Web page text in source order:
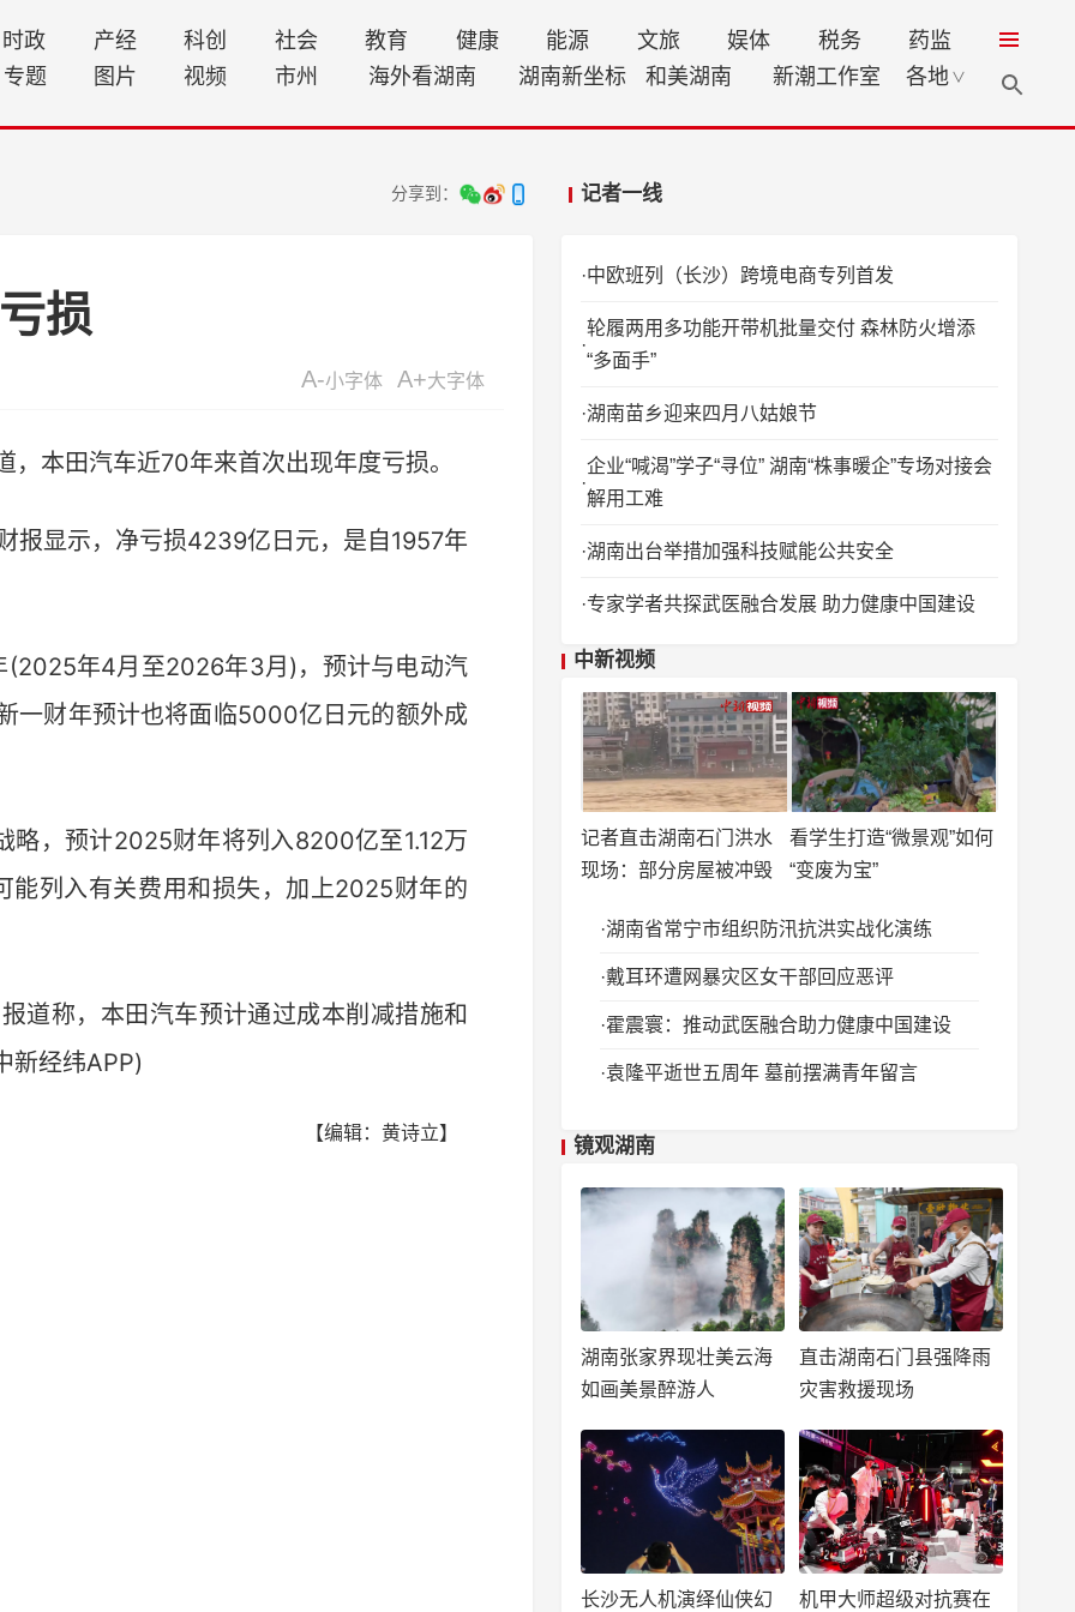
时政 产经 科创 社会 教育 健康 能源 文旅 娱体 税务
药监
专题
图片 视频 市州 海外看湖南 湖南新坐标 和美湖南 新潮工作室 各地 ∨
分享到： 记者一线
损
A-小字体 A+大字体
田汽车近70年来首次出现年度亏损。
显示，净亏损4239亿日元，是自1957年
年4月至2026年3月)，预计与电动汽
一财年预计也将面临5000亿日元的额外成
，预计2025财年将列入8200亿至1.12万
列入有关费用和损失，加上2025财年的
称，本田汽车预计通过成本削减措施和
新经纬APP)
【编辑：黄诗立】
中欧班列（长沙）跨境电商专列首发
轮履两用多功能开带机批量交付 森林防火增添
“多面手”
湖南苗乡迎来四月八姑娘节
企业“喊渴”学子“寻位” 湖南“株事暖企”专场对接会
解用工难
湖南出台举措加强科技赋能公共安全
专家学者共探武医融合发展 助力健康中国建设
中新视频
记者直击湖南石门洪水
现场：部分房屋被冲毁
看学生打造“微景观”如何
“变废为宝”
湖南省常宁市组织防汛抗洪实战化演练
戴耳环遭网暴灾区女干部回应恶评
霍震寰：推动武医融合助力健康中国建设
袁隆平逝世五周年 墓前摆满青年留言
镜观湖南
湖南张家界现壮美云海
如画美景醉游人
直击湖南石门县强降雨
灾害救援现场
长沙无人机演绎仙侠幻 机甲大师超级对抗赛在